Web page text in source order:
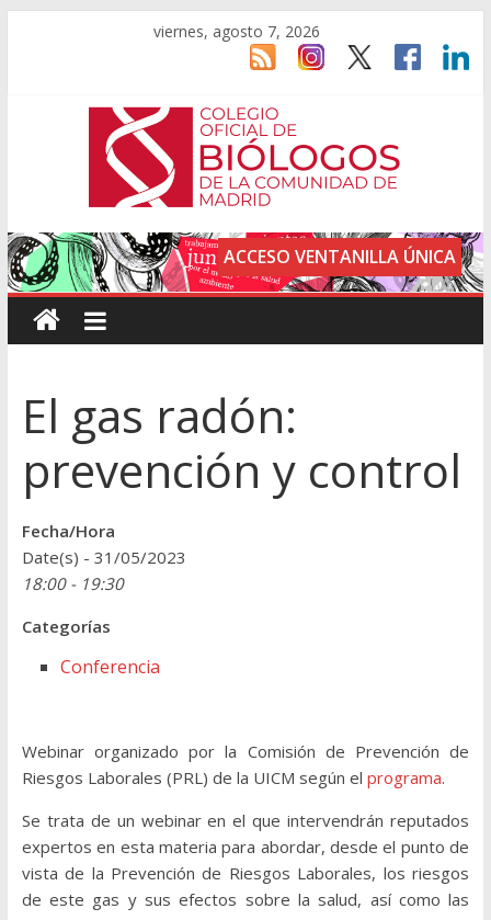
viernes, agosto 7, 2026
ACCESO VENTANILLA ÚNICA
El gas radón:
prevención y control
Fecha/Hora
Date(s) - 31/05/2023
18:00 - 19:30
Categorías
Conferencia
Webinar organizado por la Comisión de Prevención de
Riesgos Laborales (PRL) de la UICM según el programa.
Se trata de un webinar en el que intervendrán reputados
expertos en esta materia para abordar, desde el punto de
vista de la Prevención de Riesgos Laborales, los riesgos
de este gas y sus efectos sobre la salud, así como las